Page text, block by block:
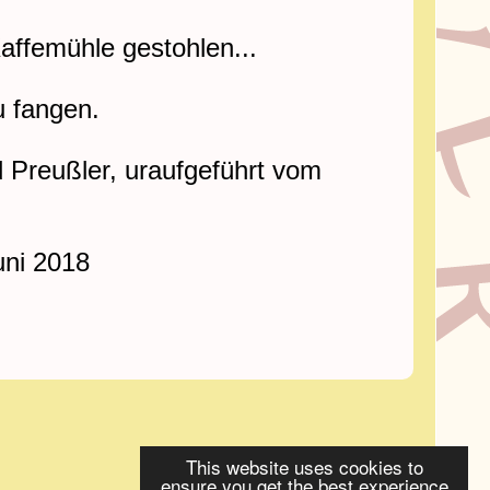
This website uses cookies to
gestohlen...
fangen.
uraufgeführt vom
2018